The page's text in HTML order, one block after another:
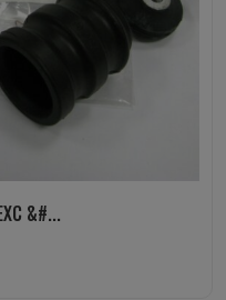
&#...